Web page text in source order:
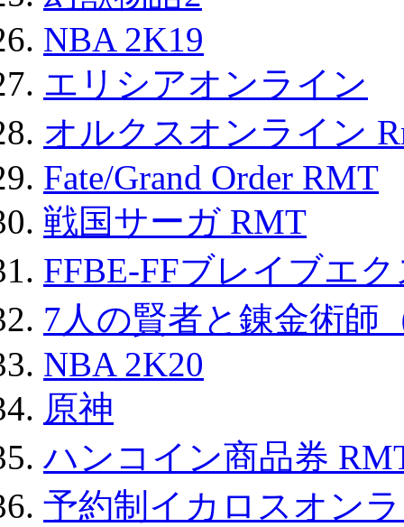
NBA 2K19
エリシアオンライン
オルクスオンライン
Fate/Grand Order RMT
戦国サーガ RMT
FFBE-FFブレイブエ
7人の賢者と錬金術師
NBA 2K20
原神
ハンコイン商品券
予約制イカロスオン